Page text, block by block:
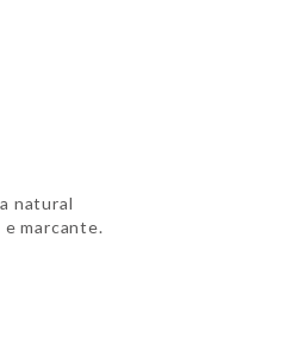
natural
marcante.